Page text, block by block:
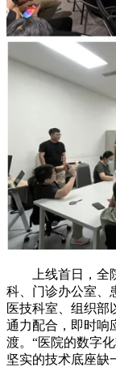
上线首日，
科、门诊办公室、
医技科室、组织部
通力配合，即时响
渡。“医院的数字
坚实的技术底座缺